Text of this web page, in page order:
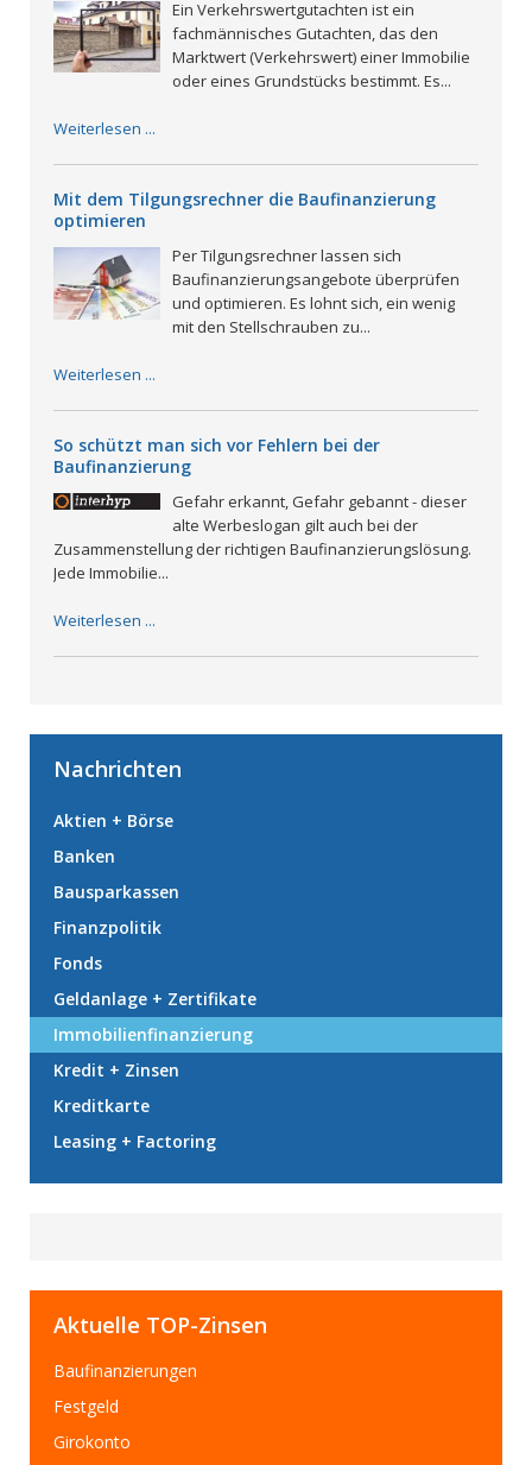
Ein Verkehrswertgutachten ist ein
fachmännisches Gutachten, das den
Marktwert (Verkehrswert) einer Immobilie
oder eines Grundstücks bestimmt. Es...
Weiterlesen ...
Mit dem Tilgungsrechner die Baufinanzierung
optimieren
Per Tilgungsrechner lassen sich
Baufinanzierungsangebote überprüfen
und optimieren. Es lohnt sich, ein wenig
mit den Stellschrauben zu...
Weiterlesen ...
So schützt man sich vor Fehlern bei der
Baufinanzierung
Gefahr erkannt, Gefahr gebannt - dieser
alte Werbeslogan gilt auch bei der
Zusammenstellung der richtigen Baufinanzierungslösung.
Jede Immobilie...
Weiterlesen ...
Nachrichten
Aktien + Börse
Banken
Bausparkassen
Finanzpolitik
Fonds
Geldanlage + Zertifikate
Immobilienfinanzierung
Kredit + Zinsen
Kreditkarte
Leasing + Factoring
Aktuelle TOP-Zinsen
Baufinanzierungen
Festgeld
Girokonto